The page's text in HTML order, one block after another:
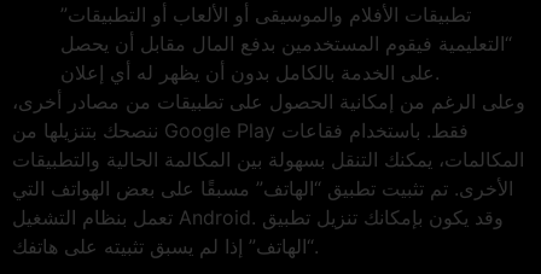
تطبيقات الأفلام والموسيقى أو الألعاب أو التطبيقات”
“التعليمية فيقوم المستخدمين بدفع المال مقابل أن يحصل
على الخدمة بالكامل بدون أن يظهر له أي إعلان.
وعلى الرغم من إمكانية الحصول على تطبيقات من مصادر أخرى،
ننصحك بتنزيلها من Google Play فقط. باستخدام فقاعات
المكالمات، يمكنك التنقل بسهولة بين المكالمة الحالية والتطبيقات
الأخرى. تم تثبيت تطبيق “الهاتف” مسبقًا على بعض الهواتف التي
تعمل بنظام التشغيل Android. وقد يكون بإمكانك تنزيل تطبيق
“الهاتف” إذا لم يسبق تثبيته على هاتفك.